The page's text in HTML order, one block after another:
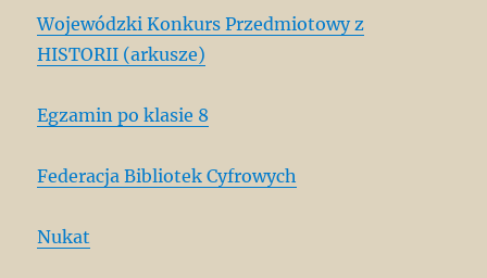
Wojewódzki Konkurs Przedmiotowy z
HISTORII (arkusze)
Egzamin po klasie 8
Federacja Bibliotek Cyfrowych
Nukat